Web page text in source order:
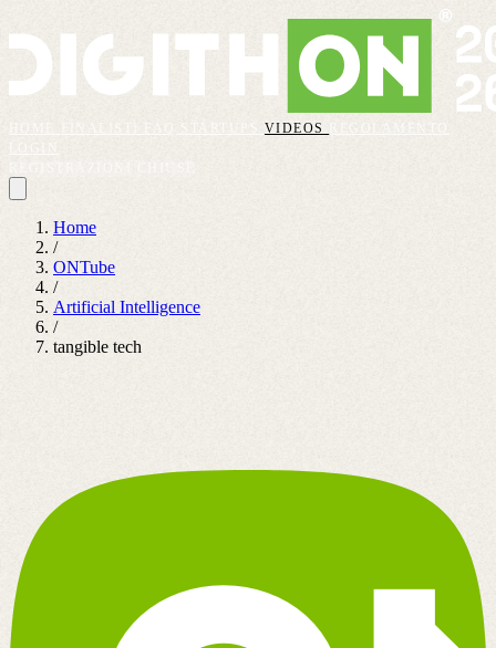
VIDEOS
REGOLAMENTO
Home
/
ONTube
/
Artificial Intelligence
/
tangible tech